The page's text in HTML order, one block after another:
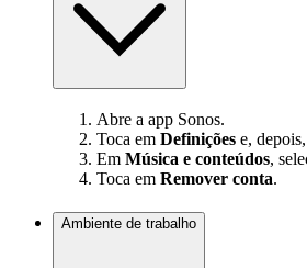
Abre a app Sonos.
Toca em Definições e,
Em Música e conteúdos,
Toca em Remover conta.
Ambiente de trabalho